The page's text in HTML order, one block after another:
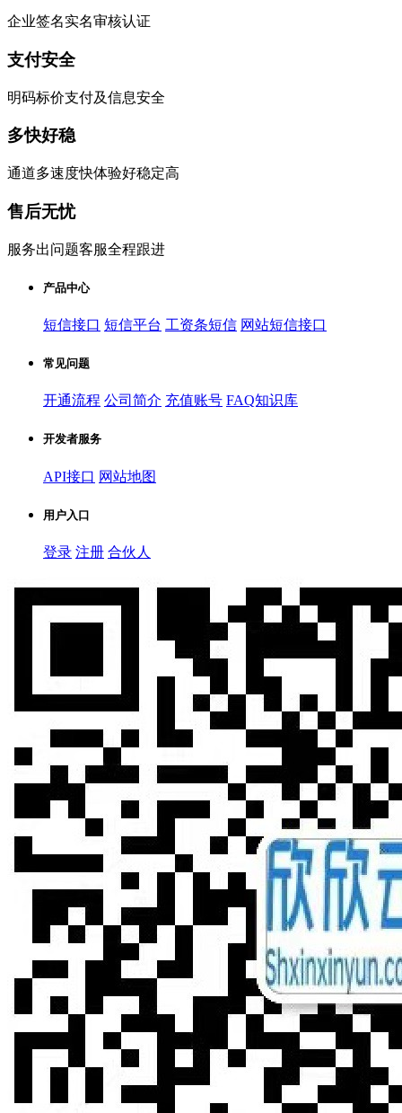
企业签名实名审核认证
支付安全
明码标价支付及信息安全
多快好稳
通道多速度快体验好稳定高
售后无忧
服务出问题客服全程跟进
产品中心
短信接口 短信平台 工资条短信 网站短信接口
常见问题
开通流程 公司简介 充值账号 FAQ知识库
开发者服务
API接口 网站地图
用户入口
登录 注册 合伙人